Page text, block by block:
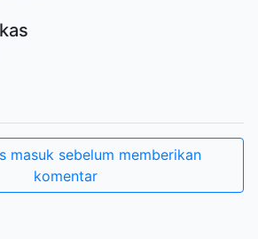
masuk sebelum memberikan
komentar